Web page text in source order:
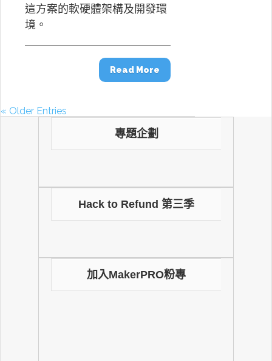
這方案的軟硬體架構及開發環
境。
Read More
« Older Entries
專題企劃
Hack to Refund 第三季
加入MakerPRO粉專